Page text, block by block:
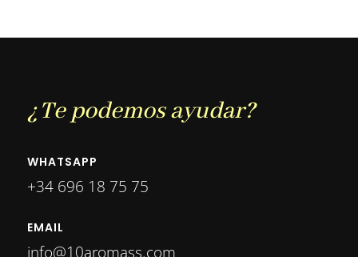
¿Te podemos ayudar?
WHATSAPP
+34 696 18 75 75
EMAIL
info@10aromass.com